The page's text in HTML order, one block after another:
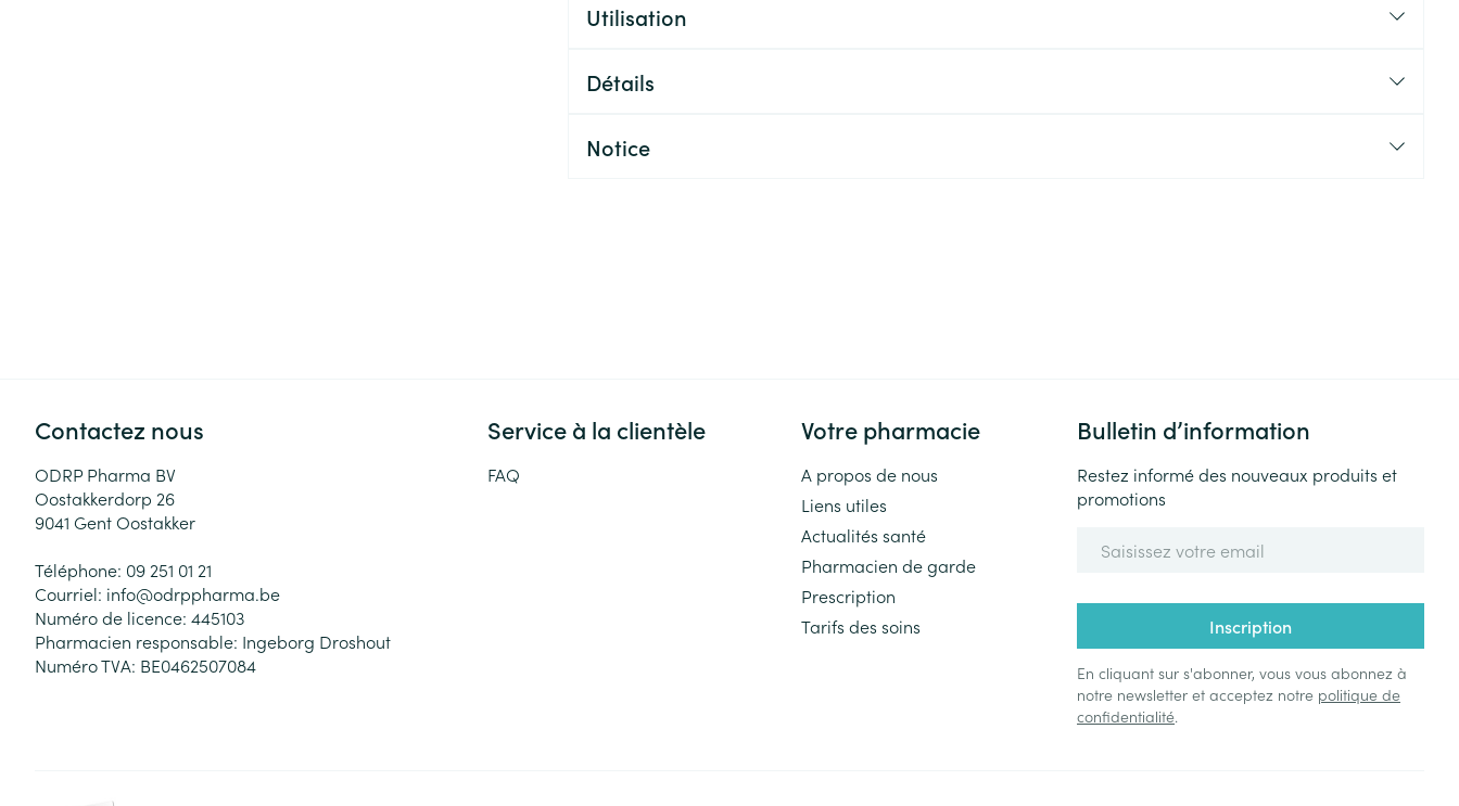
Utilisation
Détails
Notice
Contactez nous
ODRP Pharma BV
Oostakkerdorp 26
9041 Gent Oostakker
Téléphone: 09 251 01 21
Courriel: info@odrppharma.be
Numéro de licence: 445103
Pharmacien responsable: Ingeborg Droshout
Numéro TVA: BE0462507084
Service à la clientèle
FAQ
Votre pharmacie
A propos de nous
Liens utiles
Actualités santé
Pharmacien de garde
Prescription
Tarifs des soins
Bulletin d’information
Restez informé des nouveaux produits et
promotions
Inscription
En cliquant sur s'abonner, vous vous abonnez à
notre newsletter et acceptez notre politique de
confidentialité.